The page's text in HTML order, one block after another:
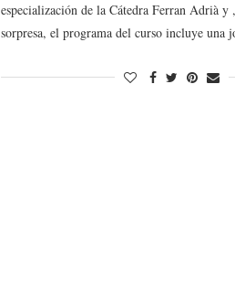
especialización de la Cátedra Ferran Adrià y
sorpresa, el programa del curso incluye una